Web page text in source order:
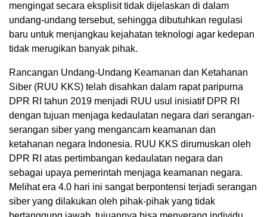
mengingat secara eksplisit tidak dijelaskan di dalam
undang-undang tersebut, sehingga dibutuhkan regulasi
baru untuk menjangkau kejahatan teknologi agar kedepan
tidak merugikan banyak pihak.
Rancangan Undang-Undang Keamanan dan Ketahanan
Siber (RUU KKS) telah disahkan dalam rapat paripurna
DPR RI tahun 2019 menjadi RUU usul inisiatif DPR RI
dengan tujuan menjaga kedaulatan negara dari serangan-
serangan siber yang mengancam keamanan dan
ketahanan negara Indonesia. RUU KKS dirumuskan oleh
DPR RI atas pertimbangan kedaulatan negara dan
sebagai upaya pemerintah menjaga keamanan negara.
Melihat era 4.0 hari ini sangat berpontensi terjadi serangan
siber yang dilakukan oleh pihak-pihak yang tidak